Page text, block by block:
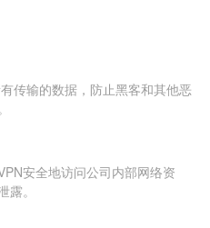
传输的数据，防止黑客和其他恶
安全地访问公司内部网络资
。